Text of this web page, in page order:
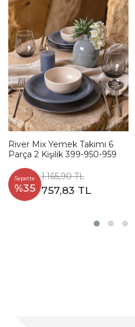
River Mix Yemek Takımı 6
Parça 2 Kişilik 399-950-959
Sepette
%35
1.165,90 TL
757,83 TL